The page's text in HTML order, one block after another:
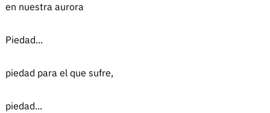
en nuestra aurora
Piedad...
piedad para el que sufre,
piedad...